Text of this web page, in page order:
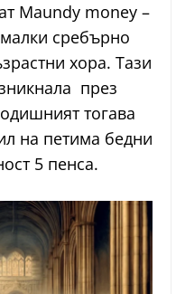
Maundy money –
сребърно
хора. Тази
през
тогава
на петима бедни
5 пенса.